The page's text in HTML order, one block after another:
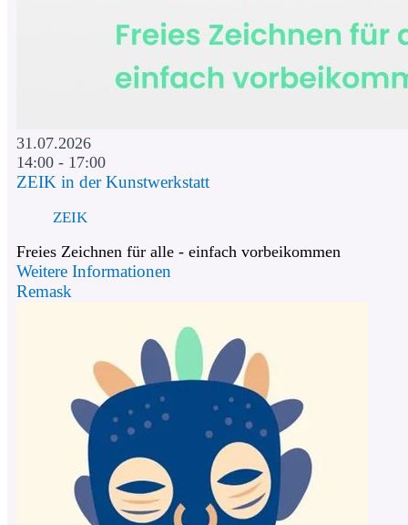
31.07.2026
14:00 - 17:00
ZEIK in der Kunstwerkstatt
ZEIK
Freies Zeichnen für alle - einfach vorbeikommen
Weitere Informationen
Remask